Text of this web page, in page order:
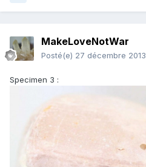
MakeLoveNotWar
Posté(e) 27 décembre 2013
Specimen 3 :